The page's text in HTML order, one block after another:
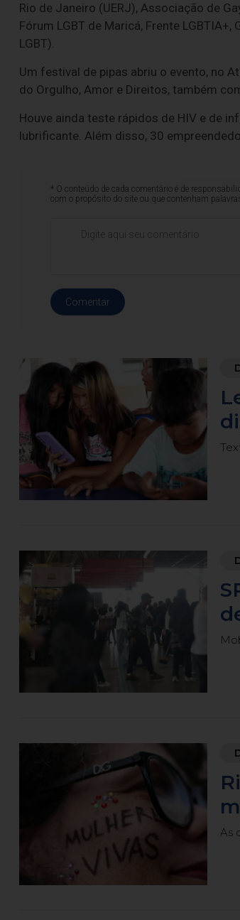
Rio de Janeiro (UERJ), Associação de
Fórum LGBT de Maricá, Frente
LGBT).
Um festival de pipas abriu o evento, no
do Orgulho, Amor e Direitos, também
Houve ainda teste rápidos de HIV e de
lubrificante. Além disso, 30
* O conteúdo de cada comentário é de
com o propósito do site ou que contenham
Comentar
As